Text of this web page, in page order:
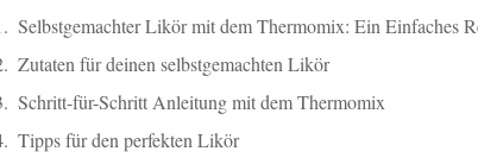
Selbstgemachter Likör mit dem Thermomix: Ein Einfaches
Zutaten für deinen selbstgemachten Likör
Schritt-für-Schritt Anleitung mit dem Thermomix
Tipps für den perfekten Likör